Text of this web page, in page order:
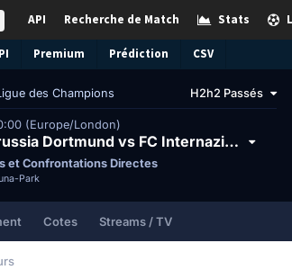
Stats
Recherche de Match
API
Premium Prédiction CSV
des Champions H2h2 Passés
(Europe/London)
BVB 09 Borussia Dortmund vs FC Internazionale Milano
et Confrontations Directes
Park
Cotes Streams / TV